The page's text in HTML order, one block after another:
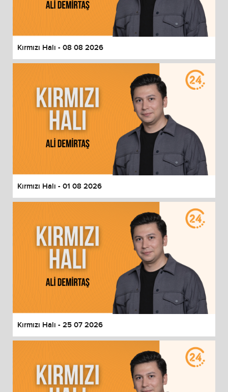
End of dialog window.
Kırmızı Halı - 08 08 2026
Kırmızı Halı - 01 08 2026
Kırmızı Halı - 25 07 2026